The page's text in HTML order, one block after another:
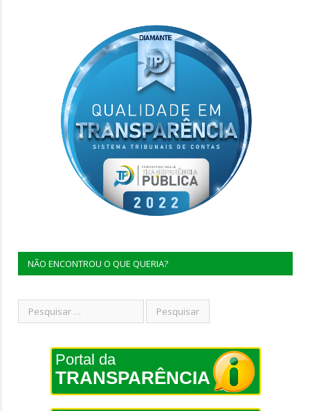
NÃO ENCONTROU O QUE QUERIA?
Portal da
TRANSPARÊNCIA